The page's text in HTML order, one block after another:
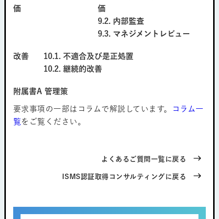
価
価
9.2. 内部監査
9.3. マネジメントレビュー
改善
10.1. 不適合及び是正処置
10.2. 継続的改善
附属書A 管理策
要求事項の一部はコラムで解説しています。
コラム一
覧をご覧ください。
よくあるご質問一覧に戻る
ISMS認証取得コンサルティングに戻る